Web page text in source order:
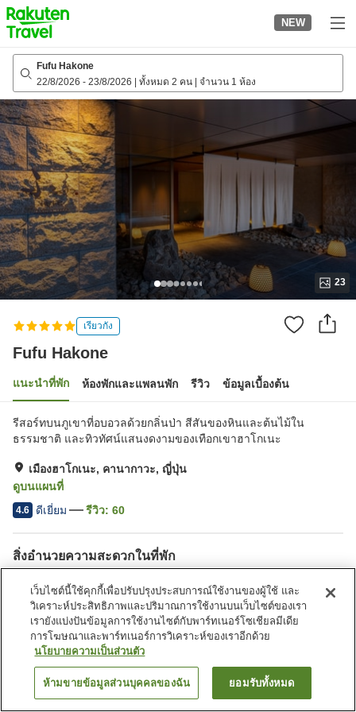
to
top
page
NEW
Fufu Hakone
22/8/2026 - 23/8/2026 ทั้งหมด 2 คน จำนวน 1 ห้อง
23
เรียวกัง
Fufu Hakone
แนะนำที่พัก ห้องพักและแพลนพัก รีวิว ข้อมูลเบื้องต้น
รีสอร์ทบนภูเขาที่อบอวลด้วยกลิ่นป่า สีสันของหินและต้นไม้ใน
ธรรมชาติ และทิวทัศน์แสนงดงามของเทือกเขาฮาโกเนะ
เมืองฮาโกเนะ, คานากาวะ, ญี่ปุ่น
ดูบนแผนที่
4.6 ดีเยี่ยม รีวิว: 60
สิ่งอำนวยความสะดวกในที่พัก
บาร์
ร้านค้า
หน้าแรก ญี่ปุ่น คานากาวะ เมืองฮาโกเนะ Fufu Hakone
ค้นหาห้องพัก
เว็บไซต์นี้ใช้คุกกี้เพื่อปรับปรุงประสบการณ์ใช้งานของผู้ใช้ และ
วิเคราะห์ประสิทธิภาพและปริมาณการใช้งานบนเว็บไซต์ของเรา
เรายังแบ่งปันข้อมูลการใช้งานไซต์กับพาร์ทเนอร์โซเชียลมีเดีย
การโฆษณาและพาร์ทเนอร์การวิเคราะห์ของเราอีกด้วย
นโยบายความเป็นส่วนตัว
ห้ามขายข้อมูลส่วนบุคคลของฉัน ยอมรับทั้งหมด